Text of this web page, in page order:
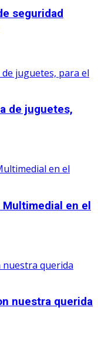
seguridad
de juguetes,
en el
nuestra querida